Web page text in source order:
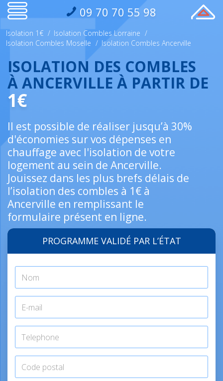
09 70 70 55 98
Isolation 1€ / Isolation Combles Lorraine /
Isolation Combles Moselle / Isolation Combles Ancerville
ISOLATION DES COMBLES
À ANCERVILLE À PARTIR DE
1€
Il est possible de réaliser jusqu’à 30%
d'économies sur vos dépenses en
chauffage avec l'isolation de votre
logement au sein de Ancerville.
Jouissez dans les plus brefs délais de
l’isolation des combles à 1€ à
Ancerville en remplissant le
formulaire présent en ligne.
PROGRAMME VALIDÉ PAR L’ÉTAT